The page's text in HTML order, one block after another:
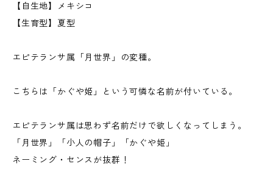
【自生地】メキシコ
【生育型】夏型
エピテランサ属「月世界」の変種。
こちらは「かぐや姫」という可憐な名前が付いている。
エピテランサ属は思わず名前だけで欲しくなってしまう。
「月世界」「小人の帽子」「かぐや姫」
ネーミング・センスが抜群！